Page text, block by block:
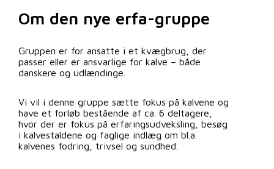
Om den nye erfa-gruppe
Gruppen er for ansatte i et kvægbrug, der
passer eller er ansvarlige for kalve – både
danskere og udlændinge.
Vi vil i denne gruppe sætte fokus på kalvene og
have et forløb bestående af ca. 6 deltagere,
hvor der er fokus på erfaringsudveksling, besøg
i kalvestaldene og faglige indlæg om bl.a.
kalvenes fodring, trivsel og sundhed.